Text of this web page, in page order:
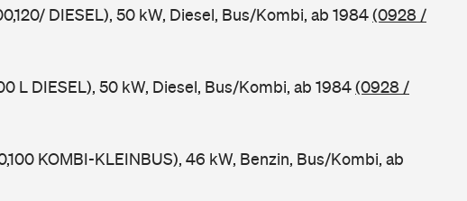
DIESEL), 50 kW, Diesel, Bus/Kombi, ab 1984(0928 /
L DIESEL), 50 kW, Diesel, Bus/Kombi, ab 1984(0928 /
KOMBI-KLEINBUS), 46 kW, Benzin, Bus/Kombi, ab